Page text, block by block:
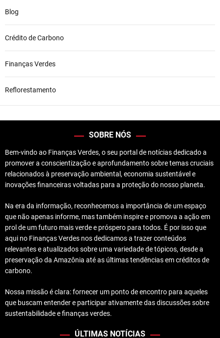
Blog
Crédito de Carbono
Finanças Verdes
Reflorestamento
SOBRE NÓS
Bem-vindo ao Finanças Verdes, o seu portal de notícias dedicado a
promover a conscientização e aprofundamento sobre temas cruciais
relacionados à preservação ambiental, economia sustentável e
inovações financeiras voltadas para a proteção do nosso planeta.
Na era da informação, reconhecemos a importância de um espaço
que não apenas informe, mas também inspire e promova a ação em
prol de um futuro mais verde e próspero para todos. É por isso que
aqui no Finanças Verdes nos dedicamos a trazer conteúdos
relevantes e atualizados sobre uma variedade de tópicos, desde a
preservação da Amazônia até as últimas tendências em créditos de
carbono.
Nossa missão é clara: fornecer um ponto de encontro para aqueles
que buscam entender e participar ativamente das discussões sobre
sustentabilidade e finanças verdes.
ÚLTIMAS NOTÍCIAS